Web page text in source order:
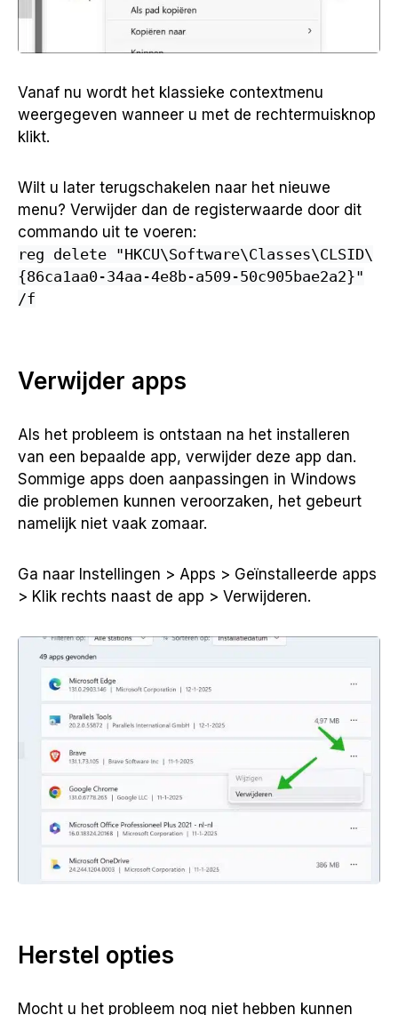
Vanaf nu wordt het klassieke contextmenu
weergegeven wanneer u met de rechtermuisknop
klikt.
Wilt u later terugschakelen naar het nieuwe
menu? Verwijder dan de registerwaarde door dit
commando uit te voeren:
reg delete "HKCU\Software\Classes\CLSID\
{86ca1aa0-34aa-4e8b-a509-50c905bae2a2}"
/f
Verwijder apps
Als het probleem is ontstaan na het installeren
van een bepaalde app, verwijder deze app dan.
Sommige apps doen aanpassingen in Windows
die problemen kunnen veroorzaken, het gebeurt
namelijk niet vaak zomaar.
Ga naar Instellingen > Apps > Geïnstalleerde apps
> Klik rechts naast de app > Verwijderen.
Herstel opties
Mocht u het probleem nog niet hebben kunnen